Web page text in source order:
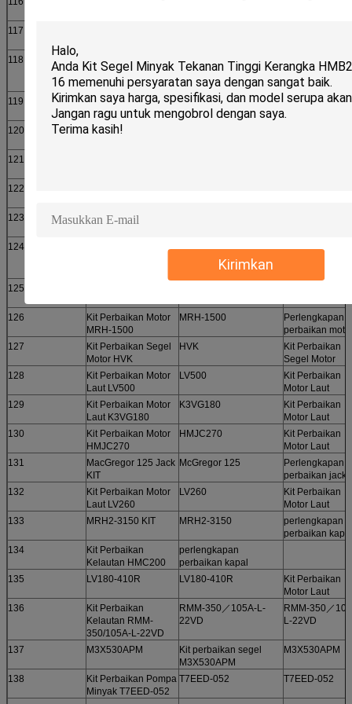
Kirimkan
117
118
Kit Perbaikan Motor
Fukushima
M5046BR
Fukushima M5046BR
Perlengkapan
perbaikan
119
KIT paket asli
HMC080
Kit Perbaikan Motor
Laut
HMC080
120
Kit Perbaikan Motor
121
122
123
TMK-33A-M
124
Kit perbaikan kotak roda
gigi OU K80
Kit perbaikan
125
126
Kit Perbaikan Motor
MRH-1500
MRH-1500
Perlengkapan
perbaikan
127
Kit Perbaikan Segel
Motor HVK
HVK
Kit Perbaikan
Segel Motor
128
Kit Perbaikan Motor
Laut LV500
LV500
Kit Perbaikan
Motor Laut
129
Kit Perbaikan Motor
Laut K3VG180
K3VG180
Kit Perbaikan
Motor Laut
130
Kit Perbaikan Motor
HMJC270
HMJC270
Kit Perbaikan
Motor Laut
131
MacGregor 125 Jack
KIT
McGregor 125
Perlengkapan
perbaikan jack
132
Kit Perbaikan Motor
Laut LV260
LV260
Kit Perbaikan
Motor Laut
133
MRH2-3150 KIT MRH2-3150
perlengkapan
perbaikan kapal
134
Kit Perbaikan
Kelautan HMC200
perlengkapan
perbaikan kapal
135
LV180-410R LV180-410R
Kit Perbaikan
Motor Laut
136
Kit Perbaikan
Kelautan RMM-
350/105A-L-22VD
RMM-350／105A-L-
22VD
RMM-350／
L-22VD
137 M3X530APM
Kit perbaikan segel
M3X530APM
M3X530APM
138
Kit Perbaikan Pompa
Minyak T7EED-052
T7EED-052 T7EED-052